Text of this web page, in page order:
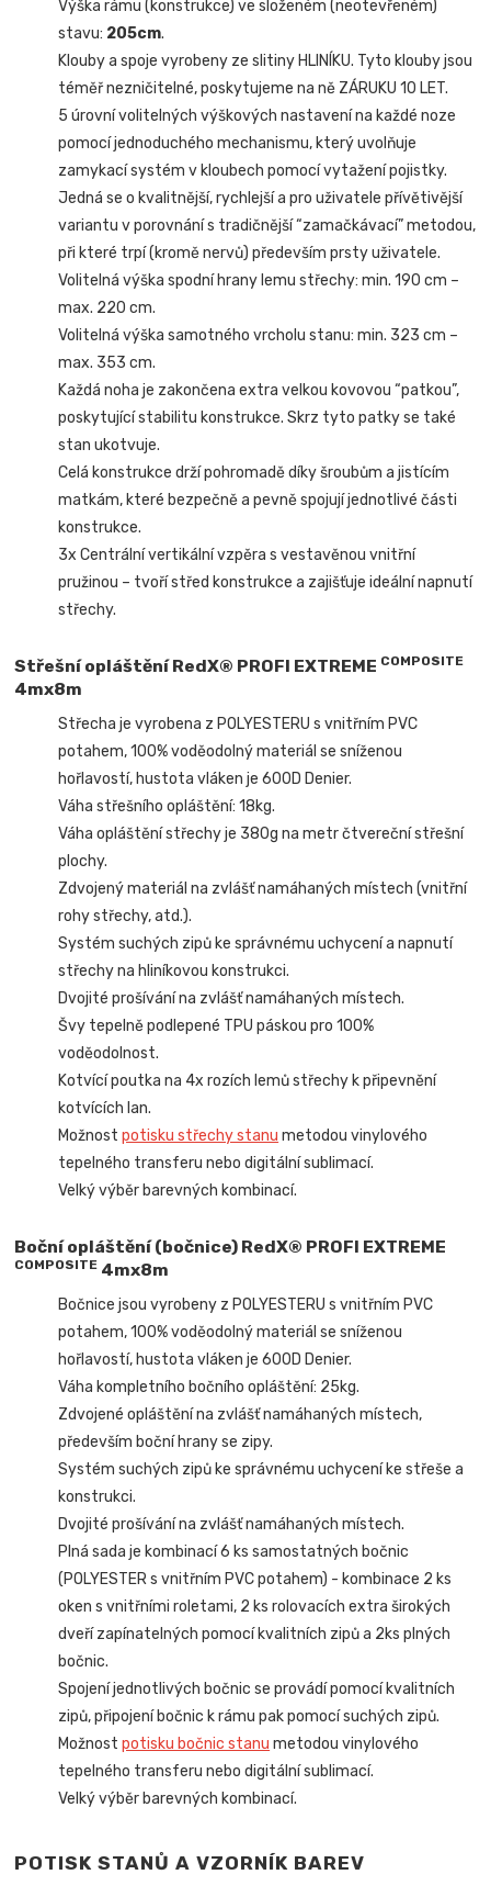
Výška rámu (konstrukce) ve složeném (neotevřeném)
stavu: 205cm.
Klouby a spoje vyrobeny ze slitiny HLINÍKU. Tyto klouby jsou
téměř nezničitelné, poskytujeme na ně ZÁRUKU 10 LET.
5 úrovní volitelných výškových nastavení na každé noze
pomocí jednoduchého mechanismu, který uvolňuje
zamykací systém v kloubech pomocí vytažení pojistky.
Jedná se o kvalitnější, rychlejší a pro uživatele přívětivější
variantu v porovnání s tradičnější “zamačkávací” metodou,
při které trpí (kromě nervů) především prsty uživatele.
Volitelná výška spodní hrany lemu střechy: min. 190 cm –
max. 220 cm.
Volitelná výška samotného vrcholu stanu: min. 323 cm –
max. 353 cm.
Každá noha je zakončena extra velkou kovovou “patkou”,
poskytující stabilitu konstrukce. Skrz tyto patky se také
stan ukotvuje.
Celá konstrukce drží pohromadě díky šroubům a jistícím
matkám, které bezpečně a pevně spojují jednotlivé části
konstrukce.
3x Centrální vertikální vzpěra s vestavěnou vnitřní
pružinou – tvoří střed konstrukce a zajišťuje ideální napnutí
střechy.
Střešní opláštění RedX® PROFI EXTREME COMPOSITE
4mx8m
Střecha je vyrobena z POLYESTERU s vnitřním PVC
potahem, 100% voděodolný materiál se sníženou
hořlavostí, hustota vláken je 600D Denier.
Váha střešního opláštění: 18kg.
Váha opláštění střechy je 380g na metr čtvereční střešní
plochy.
Zdvojený materiál na zvlášť namáhaných místech (vnitřní
rohy střechy, atd.).
Systém suchých zipů ke správnému uchycení a napnutí
střechy na hliníkovou konstrukci.
Dvojité prošívání na zvlášť namáhaných místech.
Švy tepelně podlepené TPU páskou pro 100%
voděodolnost.
Kotvící poutka na 4x rozích lemů střechy k připevnění
kotvících lan.
Možnostpotisku střechy stanu metodou vinylového
tepelného transferu nebo digitální sublimací.
Velký výběr barevných kombinací.
Boční opláštění (bočnice) RedX® PROFI EXTREME
COMPOSITE 4mx8m
Bočnice jsou vyrobeny z POLYESTERU s vnitřním PVC
potahem, 100% voděodolný materiál se sníženou
hořlavostí, hustota vláken je 600D Denier.
Váha kompletního bočního opláštění: 25kg.
Zdvojené opláštění na zvlášť namáhaných místech,
především boční hrany se zipy.
Systém suchých zipů ke správnému uchycení ke střeše a
konstrukci.
Dvojité prošívání na zvlášť namáhaných místech.
Plná sada je kombinací 6 ks samostatných bočnic
(POLYESTER s vnitřním PVC potahem) - kombinace 2 ks
oken s vnitřními roletami, 2 ks rolovacích extra širokých
dveří zapínatelných pomocí kvalitních zipů a 2ks plných
bočnic.
Spojení jednotlivých bočnic se provádí pomocí kvalitních
zipů, připojení bočnic k rámu pak pomocí suchých zipů.
Možnostpotisku bočnic stanu metodou vinylového
tepelného transferu nebo digitální sublimací.
Velký výběr barevných kombinací.
POTISK STANŮ A VZORNÍK BAREV